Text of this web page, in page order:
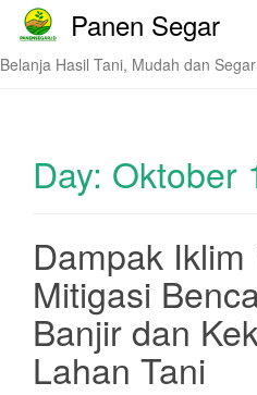
Panen Segar
Belanja Hasil Tani, Mudah dan Segar
Day: Oktober
Dampak Iklim
Mitigasi
Banjir dan
Lahan Tani